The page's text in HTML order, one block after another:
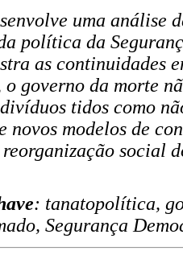
uma análise
política da
as continuidades
o governo da morte
tidos como
novos modelos de
social
: tanatopolítica,
Segurança